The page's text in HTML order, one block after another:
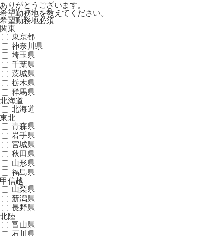
ありがとうございます。
希望勤務地を教えてください。
希望勤務地必須
関東
東京都
神奈川県
埼玉県
千葉県
茨城県
栃木県
群馬県
北海道
北海道
東北
青森県
岩手県
宮城県
秋田県
山形県
福島県
甲信越
山梨県
新潟県
長野県
北陸
富山県
石川県